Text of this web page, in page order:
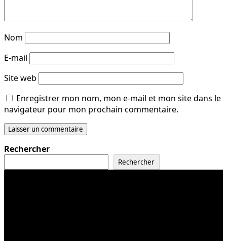
Nom
E-mail
Site web
Enregistrer mon nom, mon e-mail et mon site dans le
navigateur pour mon prochain commentaire.
Rechercher
Rechercher